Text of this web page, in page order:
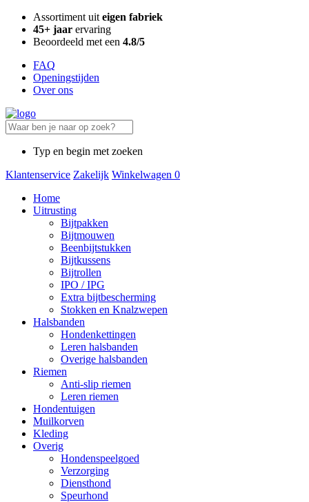
Assortiment uit eigen fabriek
45+ jaar ervaring
Beoordeeld met een 4.8/5
FAQ
Openingstijden
Over ons
Typ en begin met zoeken
Klantenservice Zakelijk Winkelwagen 0
Home
Uitrusting
Bijtpakken
Bijtmouwen
Beenbijtstukken
Bijtkussens
Bijtrollen
IPO / IPG
Extra bijtbescherming
Stokken en Knalzwepen
Halsbanden
Hondenkettingen
Leren halsbanden
Overige halsbanden
Riemen
Anti-slip riemen
Leren riemen
Hondentuigen
Muilkorven
Kleding
Overig
Hondenspeelgoed
Verzorging
Diensthond
Speurhond